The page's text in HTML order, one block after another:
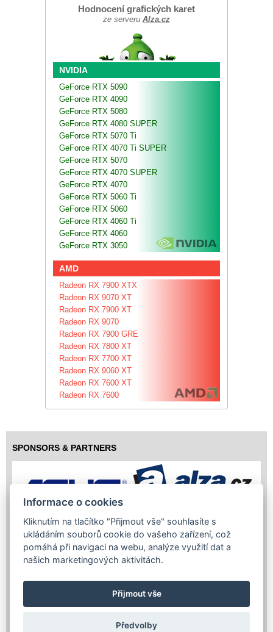
Hodnocení grafických karet
ze serveru Alza.cz
NVIDIA
GeForce RTX 5090
GeForce RTX 4090
GeForce RTX 5080
GeForce RTX 4080 SUPER
GeForce RTX 5070 Ti
GeForce RTX 4070 Ti SUPER
GeForce RTX 5070
GeForce RTX 4070 SUPER
GeForce RTX 4070
GeForce RTX 5060 Ti
GeForce RTX 5060
GeForce RTX 4060 Ti
GeForce RTX 4060
GeForce RTX 3050
AMD
Radeon RX 7900 XTX
Radeon RX 9070 XT
Radeon RX 7900 XT
Radeon RX 9070
Radeon RX 7900 GRE
Radeon RX 7800 XT
Radeon RX 7700 XT
Radeon RX 9060 XT
Radeon RX 7600 XT
Radeon RX 7600
SPONSORS & PARTNERS
Informace o cookies
Kliknutím na tlačítko "Přijmout vše" souhlasíte s
ukládáním souborů cookie do vašeho zařízení, což
pomáhá při navigaci na webu, analýze využití dat a
našich marketingových aktivitách.
Přijmout vše
Předvolby